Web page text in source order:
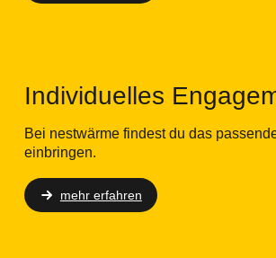
Individuelles
Bei nestwärme findest du das
einbringen.
mehr erfahren